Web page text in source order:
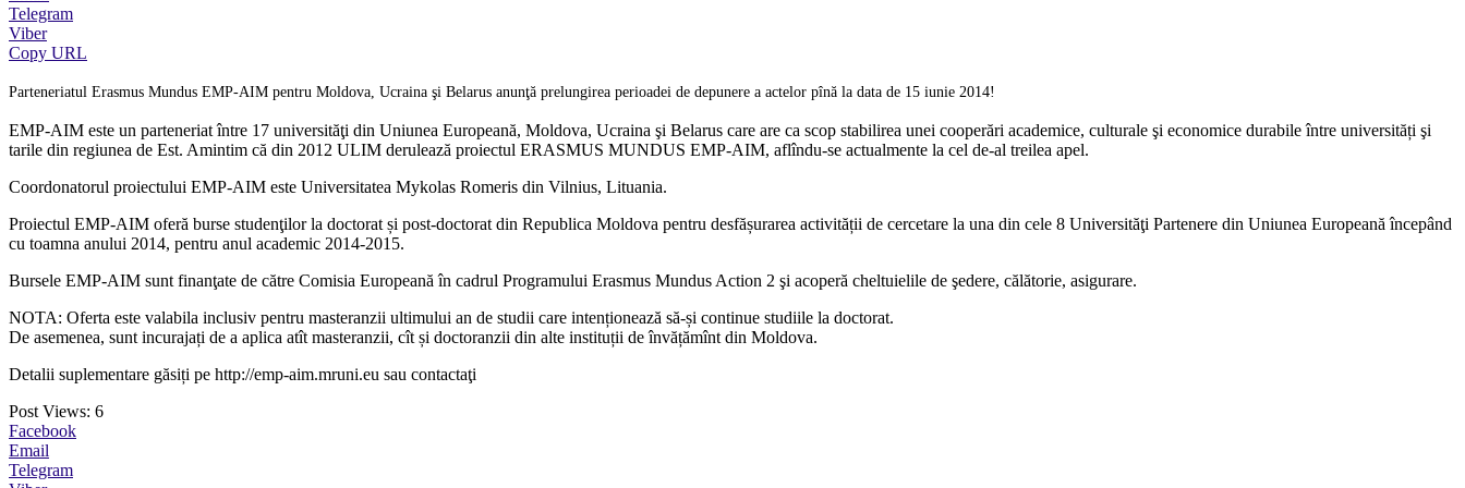
Telegram
Viber
Copy URL
Parteneriatul Erasmus Mundus EMP-AIM pentru Moldova, Ucraina şi Belarus anunţă prelungirea perioadei de depunere a actelor pînă la data de 15 iunie 2014!
EMP-AIM este un parteneriat între 17 universităţi din Uniunea Europeană, Moldova, Ucraina şi Belarus care are ca scop stabilirea unei cooperări academice, culturale şi economice durabile între universități şi
tarile din regiunea de Est. Amintim că din 2012 ULIM derulează proiectul ERASMUS MUNDUS EMP-AIM, aflîndu-se actualmente la cel de-al treilea apel.
Coordonatorul proiectului EMP-AIM este Universitatea Mykolas Romeris din Vilnius, Lituania.
Proiectul EMP-AIM oferă burse studenţilor la doctorat și post-doctorat din Republica Moldova pentru desfășurarea activității de cercetare la una din cele 8 Universităţi Partenere din Uniunea Europeană începând
cu toamna anului 2014, pentru anul academic 2014-2015.
Bursele EMP-AIM sunt finanţate de către Comisia Europeană în cadrul Programului Erasmus Mundus Action 2 şi acoperă cheltuielile de şedere, călătorie, asigurare.
NOTA: Oferta este valabila inclusiv pentru masteranzii ultimului an de studii care intenționează să-și continue studiile la doctorat.
De asemenea, sunt incurajați de a aplica atît masteranzii, cît și doctoranzii din alte instituții de învățămînt din Moldova.
Detalii suplementare găsiți pe http://emp-aim.mruni.eu sau contactaţi
Post Views: 6
Facebook
Email
Telegram